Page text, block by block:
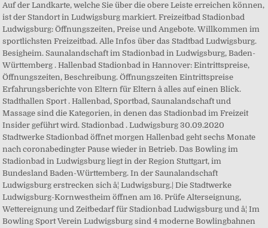
Auf der Landkarte, welche Sie über die obere Leiste erreichen können,
ist der Standort in Ludwigsburg markiert. Freizeitbad Stadionbad
Ludwigsburg: Öffnungszeiten, Preise und Angebote. Willkommen im
sportlichsten Freizeitbad. Alle Infos über das Stadtbad Ludwigsburg.
Besigheim. Saunalandschaft im Stadionbad in Ludwigsburg, Baden-
Württemberg . Hallenbad Stadionbad in Hannover: Eintrittspreise,
Öffnungszeiten, Beschreibung. Öffnungszeiten Eintrittspreise
Erfahrungsberichte von Eltern für Eltern â alles auf einen Blick.
Stadthallen Sport . Hallenbad, Sportbad, Saunalandschaft und
Massage sind die Kategorien, in denen das Stadionbad im Freizeit
Insider geführt wird. Stadionbad . Ludwigsburg 30.09.2020
Stadtwerke Stadionbad öffnet morgen Hallenbad geht sechs Monate
nach coronabedingter Pause wieder in Betrieb. Das Bowling im
Stadionbad in Ludwigsburg liegt in der Region Stuttgart, im
Bundesland Baden-Württemberg. In der Saunalandschaft
Ludwigsburg erstrecken sich â¦ Ludwigsburg.| Die Stadtwerke
Ludwigsburg-Kornwestheim öffnen am 16. Prüfe Alterseignung,
Wettereignung und Zeitbedarf für Stadionbad Ludwigsburg und â¦ Im
Bowling Sport Verein Ludwigsburg sind 4 moderne Bowlingbahnen